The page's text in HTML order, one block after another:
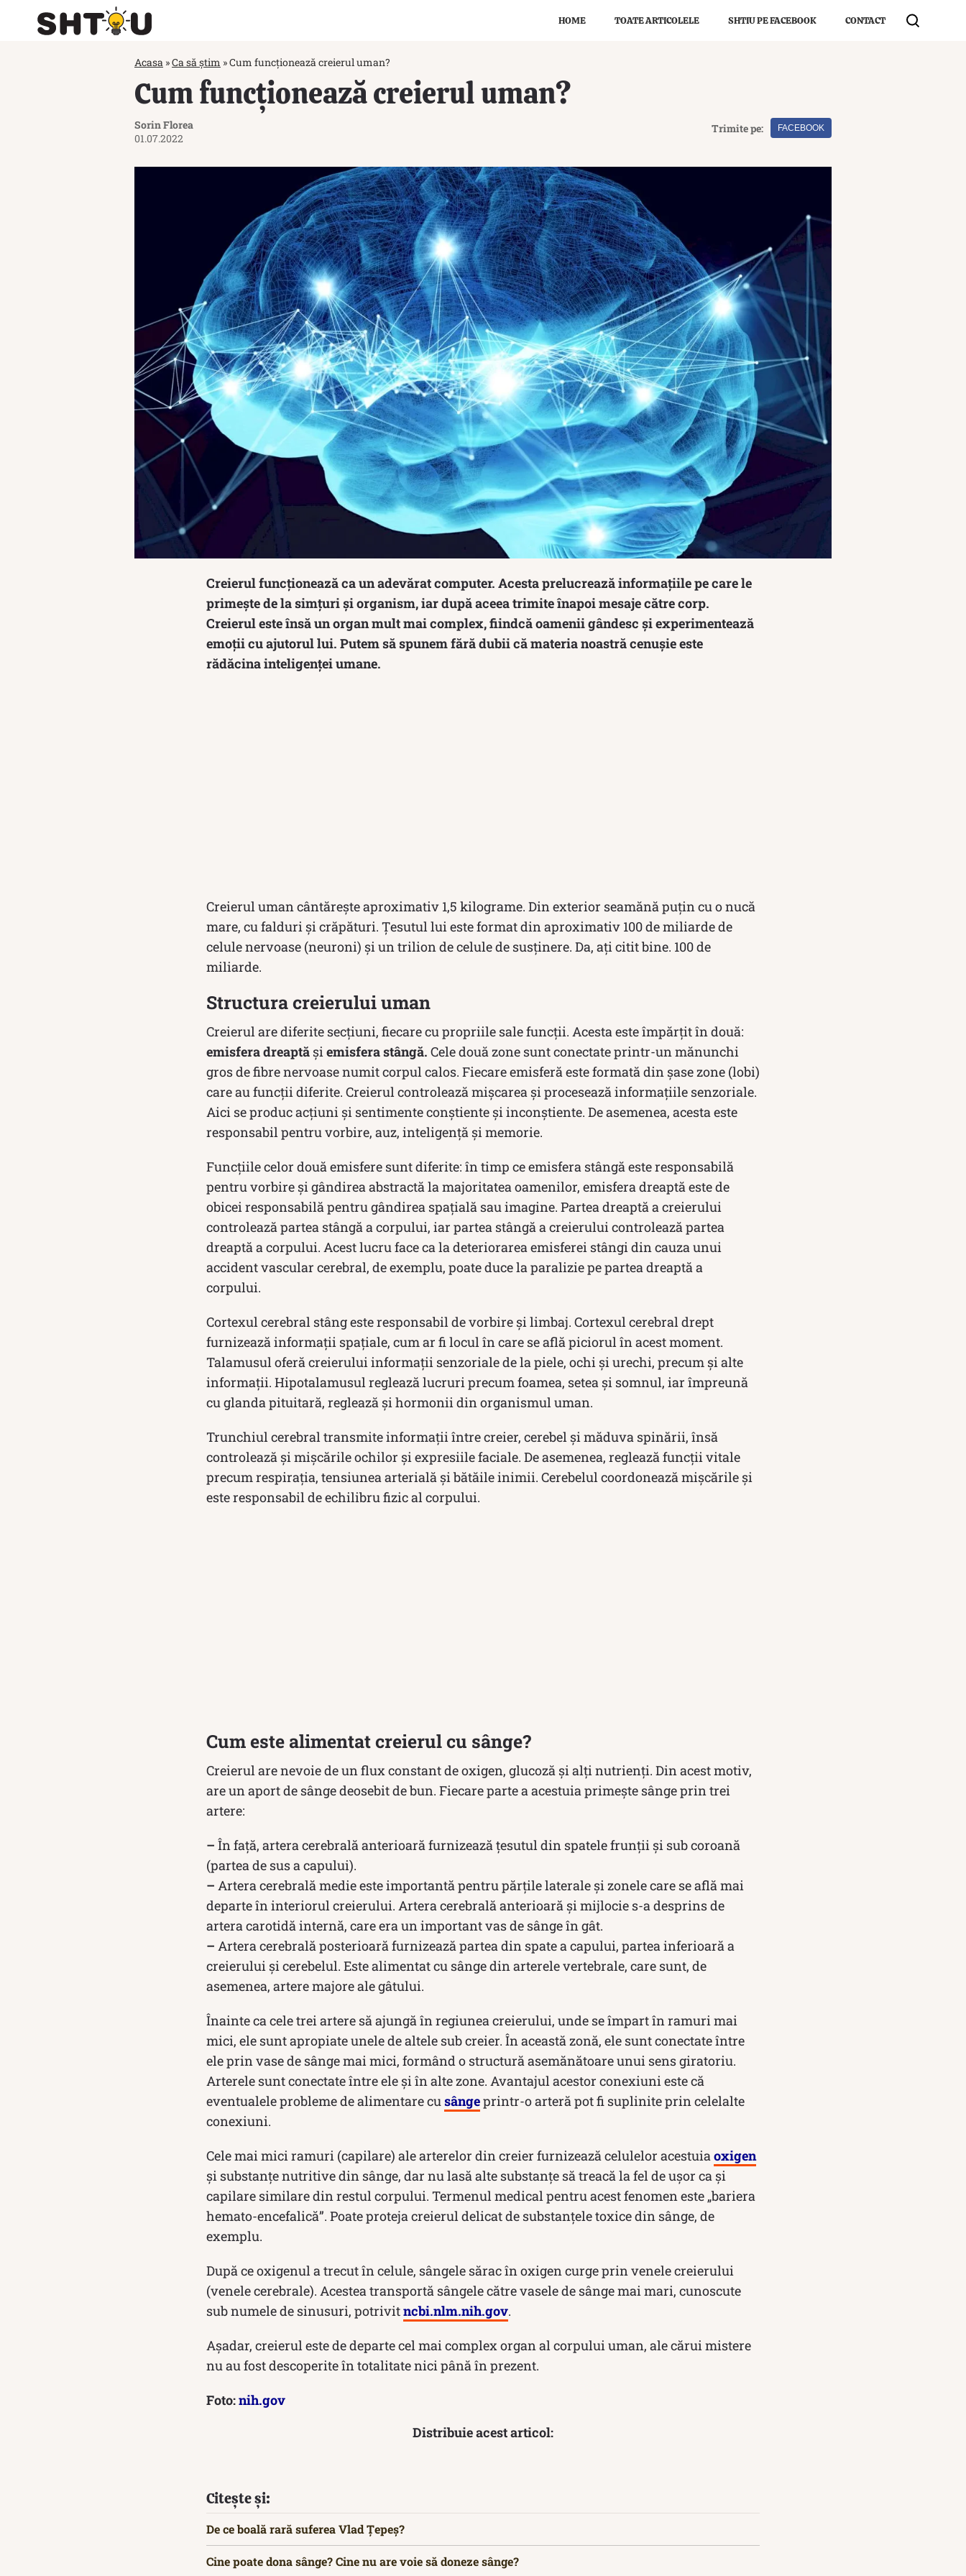
HOME TOATE ARTICOLELE SHTIU PE FACEBOOK CONTACT
Acasa »Ca să știm »Cum funcționează creierul uman?
Cum funcționează creierul uman?
Sorin Florea
01.07.2022
Trimite pe: FACEBOOK
Creierul funcționează ca un adevărat computer. Acesta prelucrează informațiile pe care le
primește de la simțuri și organism, iar după aceea trimite înapoi mesaje către corp.
Creierul este însă un organ mult mai complex, fiindcă oamenii gândesc și experimentează
emoții cu ajutorul lui. Putem să spunem fără dubii că materia noastră cenușie este
rădăcina inteligenței umane.
Creierul uman cântărește aproximativ 1,5 kilograme. Din exterior seamănă puțin cu o nucă
mare, cu falduri și crăpături. Țesutul lui este format din aproximativ 100 de miliarde de
celule nervoase (neuroni) și un trilion de celule de susținere. Da, ați citit bine. 100 de
miliarde.
Structura creierului uman
Creierul are diferite secțiuni, fiecare cu propriile sale funcții. Acesta este împărțit în două:
emisfera dreaptă șiemisfera stângă. Cele două zone sunt conectate printr-un mănunchi
gros de fibre nervoase numit corpul calos. Fiecare emisferă este formată din șase zone (lobi)
care au funcții diferite. Creierul controlează mișcarea și procesează informațiile senzoriale.
Aici se produc acțiuni și sentimente conștiente și inconștiente. De asemenea, acesta este
responsabil pentru vorbire, auz, inteligență și memorie.
Funcțiile celor două emisfere sunt diferite: în timp ce emisfera stângă este responsabilă
pentru vorbire și gândirea abstractă la majoritatea oamenilor, emisfera dreaptă este de
obicei responsabilă pentru gândirea spațială sau imagine. Partea dreaptă a creierului
controlează partea stângă a corpului, iar partea stângă a creierului controlează partea
dreaptă a corpului. Acest lucru face ca la deteriorarea emisferei stângi din cauza unui
accident vascular cerebral, de exemplu, poate duce la paralizie pe partea dreaptă a
corpului.
Cortexul cerebral stâng este responsabil de vorbire și limbaj. Cortexul cerebral drept
furnizează informații spațiale, cum ar fi locul în care se află piciorul în acest moment.
Talamusul oferă creierului informații senzoriale de la piele, ochi și urechi, precum și alte
informații. Hipotalamusul reglează lucruri precum foamea, setea și somnul, iar împreună
cu glanda pituitară, reglează și hormonii din organismul uman.
Trunchiul cerebral transmite informații între creier, cerebel și măduva spinării, însă
controlează și mișcările ochilor și expresiile faciale. De asemenea, reglează funcții vitale
precum respirația, tensiunea arterială și bătăile inimii. Cerebelul coordonează mișcările și
este responsabil de echilibru fizic al corpului.
Cum este alimentat creierul cu sânge?
Creierul are nevoie de un flux constant de oxigen, glucoză și alți nutrienți. Din acest motiv,
are un aport de sânge deosebit de bun. Fiecare parte a acestuia primește sânge prin trei
artere:
– În față, artera cerebrală anterioară furnizează țesutul din spatele frunții și sub coroană
(partea de sus a capului).
– Artera cerebrală medie este importantă pentru părțile laterale și zonele care se află mai
departe în interiorul creierului. Artera cerebrală anterioară și mijlocie s-a desprins de
artera carotidă internă, care era un important vas de sânge în gât.
– Artera cerebrală posterioară furnizează partea din spate a capului, partea inferioară a
creierului și cerebelul. Este alimentat cu sânge din arterele vertebrale, care sunt, de
asemenea, artere majore ale gâtului.
Înainte ca cele trei artere să ajungă în regiunea creierului, unde se împart în ramuri mai
mici, ele sunt apropiate unele de altele sub creier. În această zonă, ele sunt conectate între
ele prin vase de sânge mai mici, formând o structură asemănătoare unui sens giratoriu.
Arterele sunt conectate între ele și în alte zone. Avantajul acestor conexiuni este că
eventualele probleme de alimentare cusângeprintr-o arteră pot fi suplinite prin celelalte
conexiuni.
Cele mai mici ramuri (capilare) ale arterelor din creier furnizează celulelor acestuiaoxigen
și substanțe nutritive din sânge, dar nu lasă alte substanțe să treacă la fel de ușor ca și
capilare similare din restul corpului. Termenul medical pentru acest fenomen este „bariera
hemato-encefalică”. Poate proteja creierul delicat de substanțele toxice din sânge, de
exemplu.
După ce oxigenul a trecut în celule, sângele sărac în oxigen curge prin venele creierului
(venele cerebrale). Acestea transportă sângele către vasele de sânge mai mari, cunoscute
sub numele de sinusuri, potrivitncbi.nlm.nih.gov.
Așadar, creierul este de departe cel mai complex organ al corpului uman, ale cărui mistere
nu au fost descoperite în totalitate nici până în prezent.
Foto:nih.gov
Distribuie acest articol:
Citește și:
De ce boală rară suferea Vlad Țepeș?
Cine poate dona sânge? Cine nu are voie să doneze sânge?